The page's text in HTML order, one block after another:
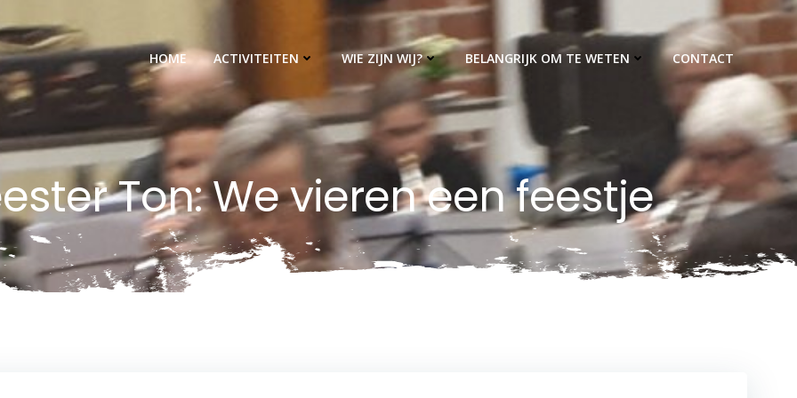
HOME ACTIVITEITEN WIE ZIJN WIJ? BELANGRIJK OM TE WETEN CONTACT
Ton: We vieren een feestje